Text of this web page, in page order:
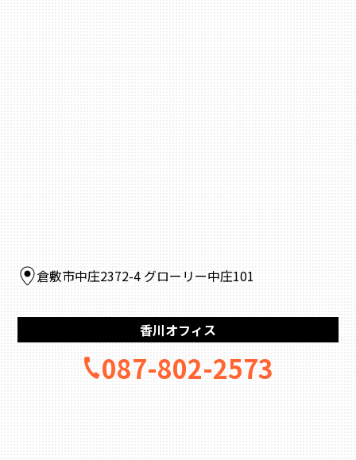
倉敷市中庄2372-4 グローリー中庄101
香川オフィス
087-802-2573